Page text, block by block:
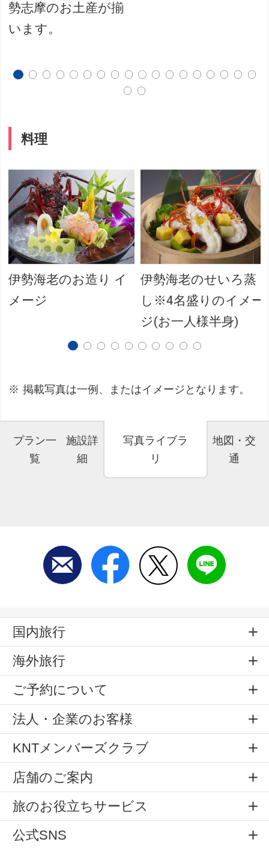
勢志摩のお土産が揃
います。
料理
伊勢海老のお造り イ
メージ
伊勢海老のせいろ蒸
し※4名盛りのイメー
ジ(お一人様半身)
掲載写真は一例、またはイメージとなります。
プラン一
覧
施設詳
細
写真ライブラ
リ
地図・交
通
国内旅行
海外旅行
ご予約について
法人・企業のお客様
KNTメンバーズクラブ
店舗のご案内
旅のお役立ちサービス
公式SNS